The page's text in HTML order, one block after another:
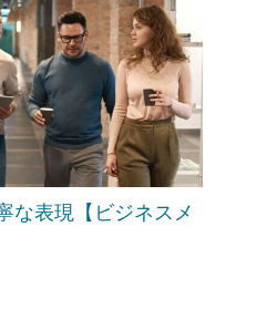
な表現【ビジネスメ